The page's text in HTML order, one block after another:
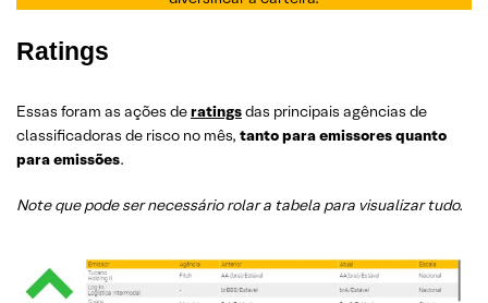
Ratings
Essas foram as ações deratingsdas principais agências de
classificadoras de risco no mês, tanto para emissores quanto
para emissões.
Note que pode ser necessário rolar a tabela para visualizar tudo.